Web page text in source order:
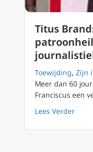
Titus
Toewijding, Zijn
Meer dan 60
Franciscus een
Lees Verder